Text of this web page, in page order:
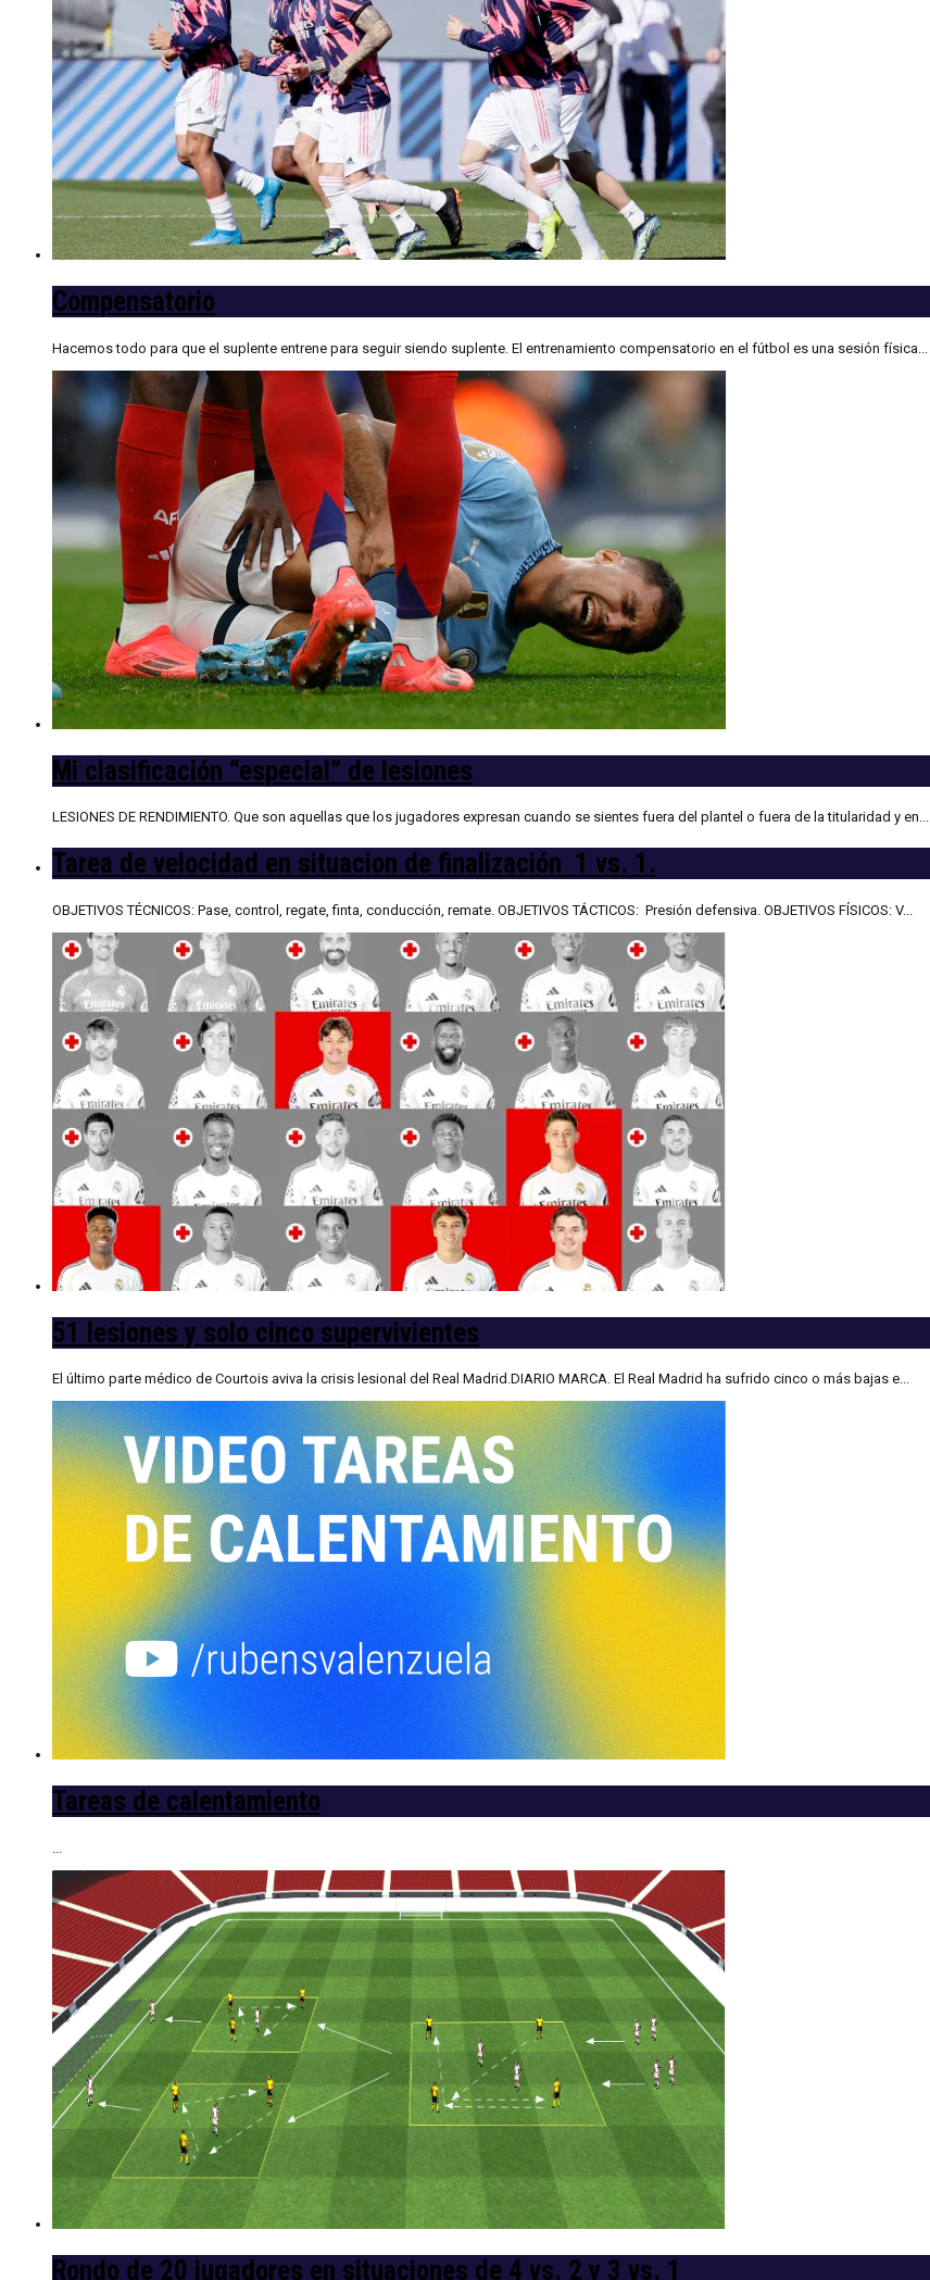
Compensatorio
Hacemos todo para que el suplente entrene para seguir siendo suplente. El entrenamiento compensatorio en el fútbol es una sesión física...
Mi clasificación “especial” de lesiones
LESIONES DE RENDIMIENTO. Que son aquellas que los jugadores expresan cuando se sientes fuera del plantel o fuera de la titularidad y en...
Tarea de velocidad en situacion de finalización 1 vs. 1.
OBJETIVOS TÉCNICOS: Pase, control, regate, finta, conducción, remate. OBJETIVOS TÁCTICOS: Presión defensiva. OBJETIVOS FÍSICOS: V...
51 lesiones y solo cinco supervivientes
El último parte médico de Courtois aviva la crisis lesional del Real Madrid.DIARIO MARCA. El Real Madrid ha sufrido cinco o más bajas e...
Tareas de calentamiento
Rondo de 20 jugadores en situaciones de 4 vs. 2 y 3 vs. 1